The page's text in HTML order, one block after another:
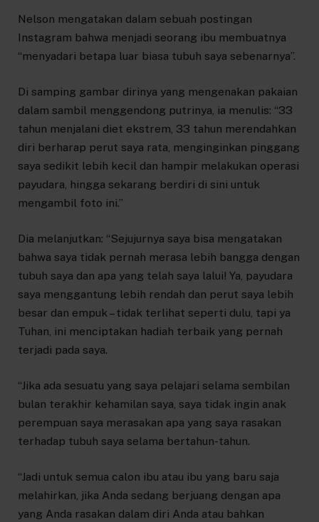
Nelson mengatakan dalam sebuah postingan
Instagram bahwa menjadi seorang ibu membuatnya
“menyadari betapa luar biasa tubuh saya sebenarnya”.
Di samping gambar dirinya yang mengenakan pakaian
dalam sambil menggendong putrinya, ia menulis: “33
tahun menjalani diet ekstrem, 33 tahun merendahkan
diri berharap perut saya rata, menginginkan pinggang
saya sedikit lebih kecil dan hampir melakukan operasi
payudara, hingga sekarang berdiri di sini untuk
mengambil foto ini.”
Dia melanjutkan: “Sejujurnya saya bisa mengatakan
bahwa saya tidak pernah merasa lebih bangga dengan
tubuh saya dan apa yang telah saya lalui! Ya, payudara
saya menggantung lebih rendah dan perut saya lebih
besar dan empuk – tidak terlihat seperti dulu, tapi ya
Tuhan, ini menciptakan hadiah terbaik yang pernah
terjadi pada saya.
“Jika ada sesuatu yang saya pelajari selama sembilan
bulan terakhir kehamilan saya, saya tidak ingin anak
perempuan saya merasakan apa yang saya rasakan
terhadap tubuh saya selama bertahun-tahun.
“Jadi untuk semua calon ibu atau ibu yang baru saja
melahirkan, jika Anda sedang berjuang dengan apa
yang Anda rasakan dalam diri Anda atau bahkan